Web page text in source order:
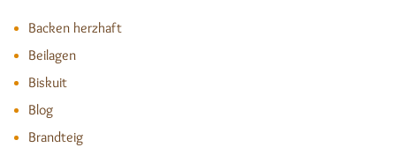
Backen herzhaft
Beilagen
Biskuit
Blog
Brandteig